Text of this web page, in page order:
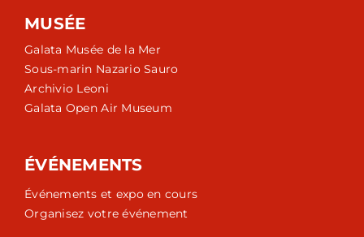
MUSÉE
Galata Musée de la Mer
Sous-marin Nazario Sauro
Archivio Leoni
Galata Open Air Museum
ÉVÉNEMENTS
Événements et expo en cours
Organisez votre événement